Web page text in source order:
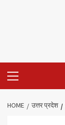
Menu
HOME उत्तर प्रदेश